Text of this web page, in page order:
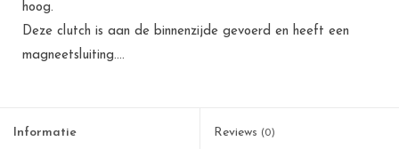
hoog.
Deze clutch is aan de binnenzijde gevoerd en heeft een
magneetsluiting....
Informatie Reviews (0)